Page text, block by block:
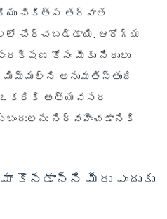
చికిత్స తర్వాత
చేర్చబడ్డాయి. ఆరోగ్య
కోసం మీకు నిధులు
అనుమతిస్తుంది
ఒకరికి అత్యవసర
నిర్వహించడానికి
మీరు ఎందుకు